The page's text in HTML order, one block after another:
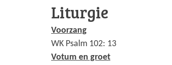
Liturgie
Voorzang
WK Psalm 102: 13
Votum en groet